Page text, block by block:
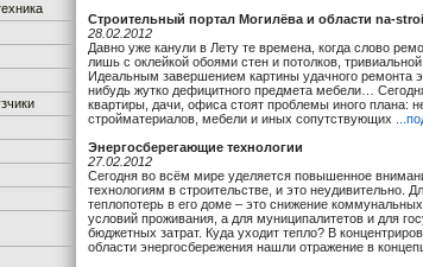
Строительный портал Могилёва и области na-
28.02.2012
Давно уже канули в Лету те времена, когда слово
лишь с оклейкой обоями стен и потолков,
Идеальным завершением картины удачного ремонта
нибудь жутко дефицитного предмета мебели…
квартиры, дачи, офиса стоят проблемы иного плана:
стройматериалов, мебели и иных сопутствующих
Энергосберегающие технологии
27.02.2012
Сегодня во всём мире уделяется повышенное
технологиям в строительстве, и это неудивительно.
теплопотерь в его доме – это снижение
условий проживания, а для муниципалитетов и для
бюджетных затрат. Куда уходит тепло? В
области энергосбережения нашли отражение в